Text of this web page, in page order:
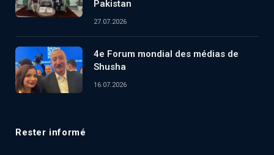
Pakistan
27.07.2026
4e Forum mondial des médias de
Shusha
16.07.2026
Rester informé